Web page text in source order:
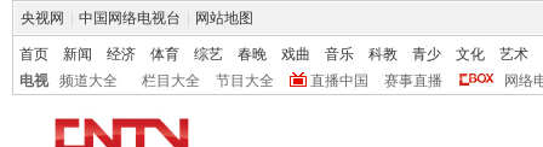
央视网 中国网络电视台 网站地图
首页 新闻 经济 体育 综艺 春晚 戏曲 音乐 科教 青少 文化
艺术
电视
频道大全 栏目大全 节目大全 直播中国 赛事直播 网络